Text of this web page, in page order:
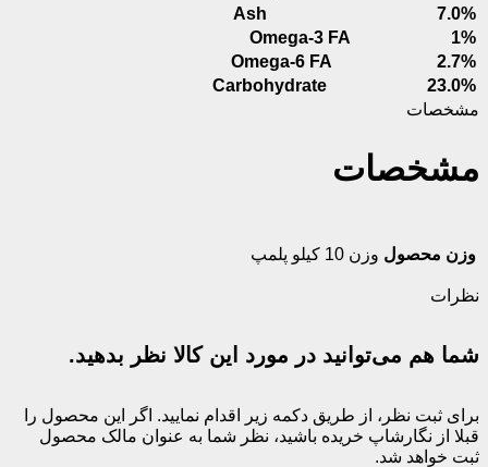
Ash 7.0%
Omega-3 FA 1%
Omega-6 FA 2.7%
Carbohydrate 23.0%
مشخصات
مشخصات
وزن محصول وزن 10 کیلو پلمپ
نظرات
شما هم می‌توانید در مورد این کالا نظر بدهید.
برای ثبت نظر، از طریق دکمه زیر اقدام نمایید. اگر این محصول را
قبلا از نگارشاپ خریده باشید، نظر شما به عنوان مالک محصول
ثبت خواهد شد.